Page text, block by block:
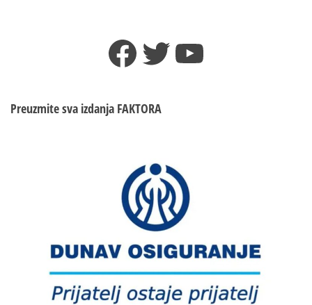
Facebook
TwitterYouTube
Preuzmite sva izdanja FAKTORA